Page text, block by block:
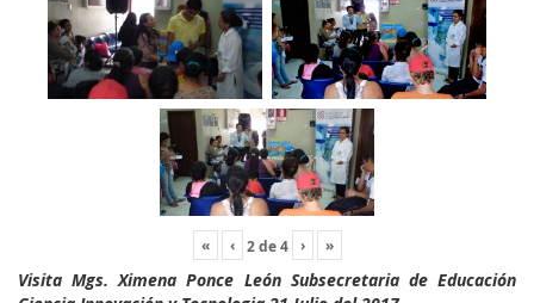
« ‹ 2de4 › »
Visita Mgs. Ximena Ponce León Subsecretaria de Educación